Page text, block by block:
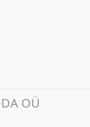
OÜ